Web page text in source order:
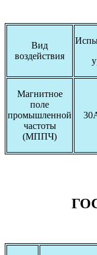
Вид
воздействия
Магнитное
поле
промышленной
частоты
(МППЧ)